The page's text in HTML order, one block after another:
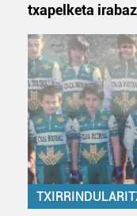
txapelketa